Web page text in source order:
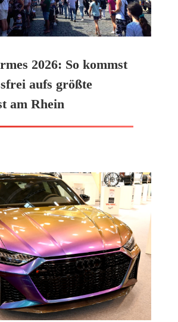
2026: So kommst
aufs größte
am Rhein